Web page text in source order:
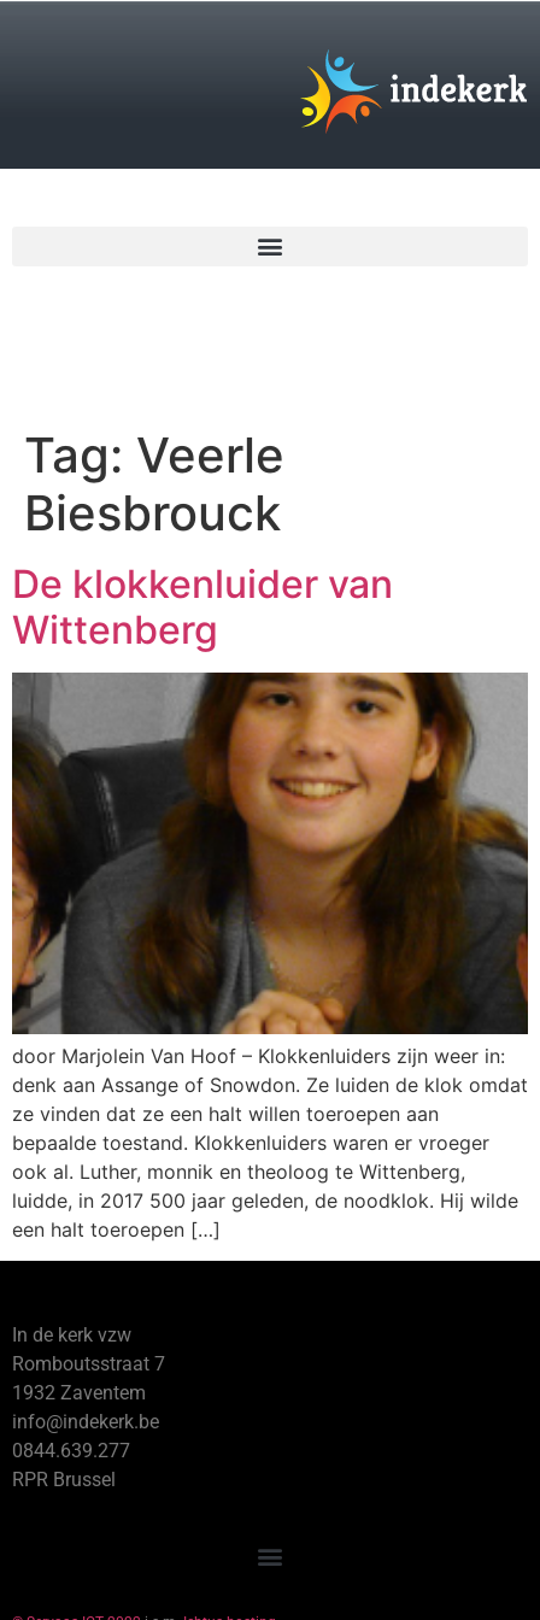
Tag: Veerle
Biesbrouck
De klokkenluider van
Wittenberg
door Marjolein Van Hoof – Klokkenluiders zijn weer in:
denk aan Assange of Snowdon. Ze luiden de klok omdat
ze vinden dat ze een halt willen toeroepen aan
bepaalde toestand. Klokkenluiders waren er vroeger
ook al. Luther, monnik en theoloog te Wittenberg,
luidde, in 2017 500 jaar geleden, de noodklok. Hij wilde
een halt toeroepen […]
In de kerk vzw
Romboutsstraat 7
1932 Zaventem
info@indekerk.be
0844.639.277
RPR Brussel